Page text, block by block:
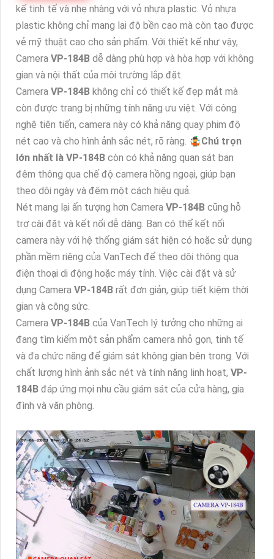
kế tinh tế và nhẹ nhàng với vỏ nhựa plastic. Vỏ nhựa
plastic không chỉ mang lại độ bền cao mà còn tạo được
vẻ mỹ thuật cao cho sản phẩm. Với thiết kế như vậy,
Camera VP-184B dễ dàng phù hợp và hòa hợp với không
gian và nội thất của môi trường lắp đặt.
Camera VP-184B không chỉ có thiết kế đẹp mắt mà
còn được trang bị những tính năng ưu việt. Với công
nghệ tiên tiến, camera này có khả năng quay phim độ
nét cao và cho hình ảnh sắc nét, rõ ràng. 🤹Chú trọn
lớn nhất là VP-184B còn có khả năng quan sát ban
đêm thông qua chế độ camera hồng ngoại, giúp bạn
theo dõi ngày và đêm một cách hiệu quả.
Nét mang lại ấn tượng hơn Camera VP-184B cũng hỗ
trợ cài đặt và kết nối dễ dàng. Bạn có thể kết nối
camera này với hệ thống giám sát hiện có hoặc sử dụng
phần mềm riêng của VanTech để theo dõi thông qua
điện thoại di động hoặc máy tính. Việc cài đặt và sử
dụng Camera VP-184B rất đơn giản, giúp tiết kiệm thời
gian và công sức.
Camera VP-184B của VanTech lý tưởng cho những ai
đang tìm kiếm một sản phẩm camera nhỏ gọn, tinh tế
và đa chức năng để giám sát không gian bên trong. Với
chất lượng hình ảnh sắc nét và tính năng linh hoạt, VP-
184B đáp ứng mọi nhu cầu giám sát của cửa hàng, gia
đình và văn phòng.